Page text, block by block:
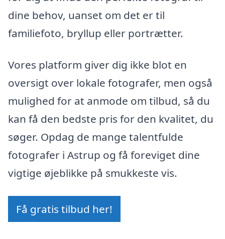
dine behov, uanset om det er til
familiefoto, bryllup eller portrætter.
Vores platform giver dig ikke blot en
oversigt over lokale fotografer, men også
mulighed for at anmode om tilbud, så du
kan få den bedste pris for den kvalitet, du
søger. Opdag de mange talentfulde
fotografer i Astrup og få foreviget dine
vigtige øjeblikke på smukkeste vis.
Få gratis tilbud her!